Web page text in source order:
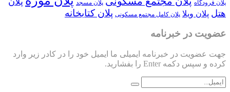
پلان فرودگاه پلان مسجد
هتل پلان ویلا پلان کامل مجتمع مسکونی پلان کتابخانه
عضویت در خبرنامه
جهت عضویت در خبرنامه ایمیلی ما ایمیل خود را در کادر زیر وارد
کرده و سپس دکمه Enter را بفشارید.